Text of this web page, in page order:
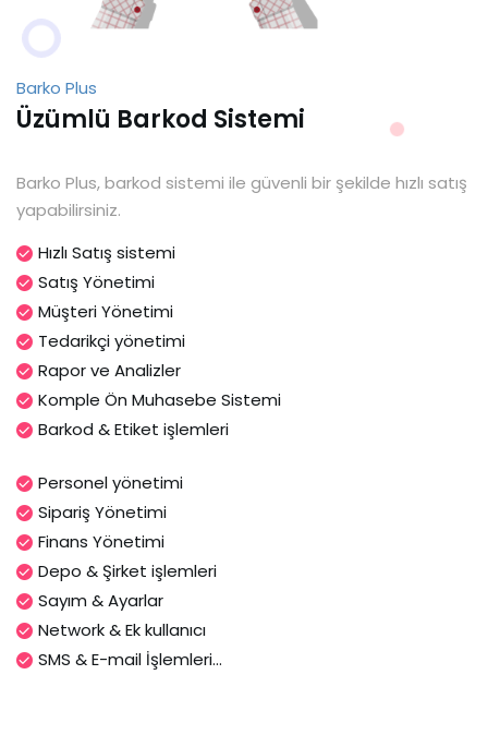
Barko Plus
Üzümlü Barkod Sistemi
Barko Plus, barkod sistemi ile güvenli bir şekilde hızlı satış
yapabilirsiniz.
Hızlı Satış sistemi
Satış Yönetimi
Müşteri Yönetimi
Tedarikçi yönetimi
Rapor ve Analizler
Komple Ön Muhasebe Sistemi
Barkod & Etiket işlemleri
Personel yönetimi
Sipariş Yönetimi
Finans Yönetimi
Depo & Şirket işlemleri
Sayım & Ayarlar
Network & Ek kullanıcı
SMS & E-mail İşlemleri...